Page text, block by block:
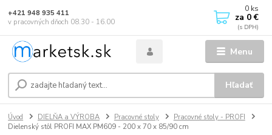
Menu
Hľadať
+421 948 935 411
v pracovných dňoch 08.30 - 16.00
0 ks
za 0 €
Úvod DIELŇA a VÝROBA Pracovné stoly
Pracovné stoly - PROFI
Dielenský stôl PROFI MAX PM609 - 200 x 70 x 85/90 cm